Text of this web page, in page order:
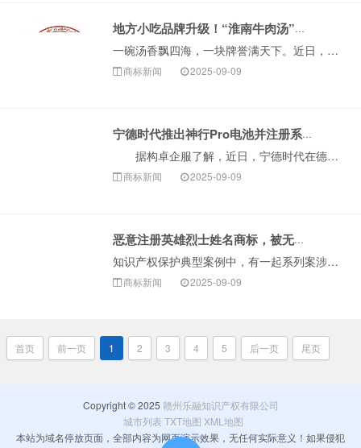
地方小吃品牌升级！“淮南牛肉汤”正式获批注册！
一碗汤香飘四海，一块牌誉满天下。近日，由安徽省淮南市淮南牛肉汤产业发展协会提交的“淮南牛肉汤”集体商标（图形）获准注册。这标志着淮南牛肉汤产业迎来发展···
商标新闻 2025-09-09
宁德时代推出神行Pro电池并注册系列商标
据构卓企服了解，近日，宁德时代在德国慕尼黑车展发布NP3.0电池安全技术平台，并推出首款磷酸铁锂动力电池‘神行Pro’。查询显示，宁德时代已申请注···
商标新闻 2025-09-09
恶意注册英雄烈士姓名商标，被无效！
知识产权保护典型案例中，有一起系列案涉及恶意注册英雄烈士姓名商标。据悉，部分企业或个人在果酒（含酒精）、葡萄酒、钓鱼用具、洗衣液等多个商品类别上申请注···
商标新闻 2025-09-09
首页 前一页 1 2 3 4 5 后一页 尾页
Copyright © 2025 赣州乐融知识产权有限公司
城市列表 TXT地图 XML地图
本站为域名停放页面，全部内容为网页演示效果，无任何实际意义！如果侵犯